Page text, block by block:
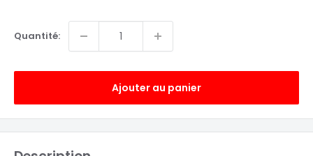
Quantité:
Ajouter au panier